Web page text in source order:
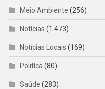
Meio Ambiente (256)
Notícias (1.473)
Notícias Locais (169)
Politíca(80)
Saúde (283)